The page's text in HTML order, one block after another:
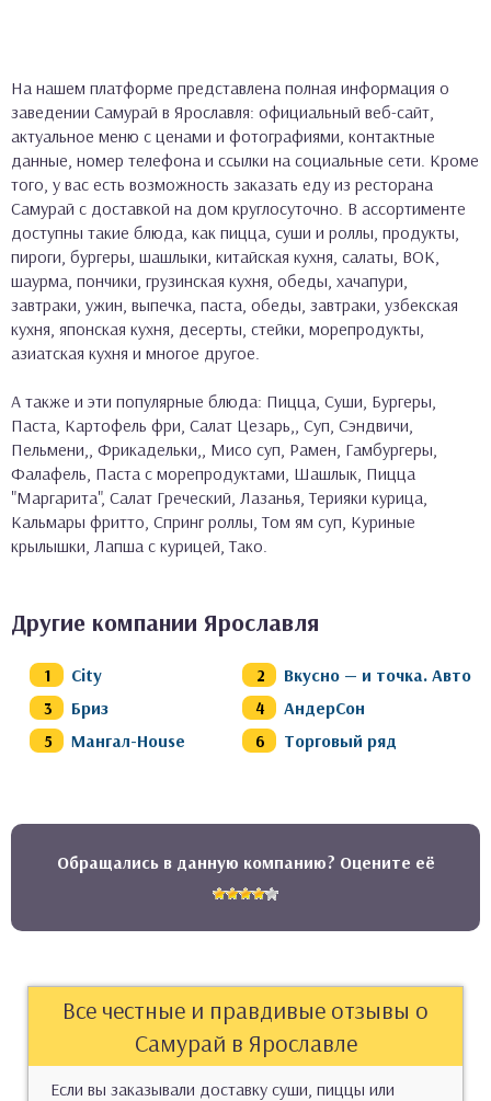
На нашем платформе представлена полная информация о
заведении Самурай в Ярославля: официальный веб-сайт,
актуальное меню с ценами и фотографиями, контактные
данные, номер телефона и ссылки на социальные сети. Кроме
того, у вас есть возможность заказать еду из ресторана
Самурай с доставкой на дом круглосуточно. В ассортименте
доступны такие блюда, как пицца, суши и роллы, продукты,
пироги, бургеры, шашлыки, китайская кухня, салаты, ВОК,
шаурма, пончики, грузинская кухня, обеды, хачапури,
завтраки, ужин, выпечка, паста, обеды, завтраки, узбекская
кухня, японская кухня, десерты, стейки, морепродукты,
азиатская кухня и многое другое.
А также и эти популярные блюда: Пицца, Суши, Бургеры,
Паста, Картофель фри, Салат Цезарь,, Суп, Сэндвичи,
Пельмени,, Фрикадельки,, Мисо суп, Рамен, Гамбургеры,
Фалафель, Паста с морепродуктами, Шашлык, Пицца
"Маргарита", Салат Греческий, Лазанья, Терияки курица,
Кальмары фритто, Спринг роллы, Том ям суп, Куриные
крылышки, Лапша с курицей, Тако.
Другие компании Ярославля
City
Вкусно — и точка. Авто
Бриз
АндерСон
Мангал-House
Торговый ряд
Обращались в данную компанию? Оцените её
Все честные и правдивые отзывы о
Самурай в Ярославле
Если вы заказывали доставку суши, пиццы или